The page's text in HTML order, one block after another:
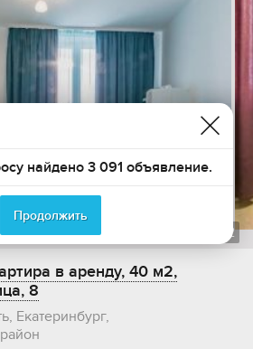
22
в аренду, 40 м2,
8
Екатеринбург,
найдено 3 091 объявление.
Продолжить